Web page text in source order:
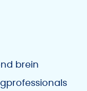
brein